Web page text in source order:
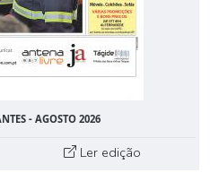
- AGOSTO 2026
Ler edição